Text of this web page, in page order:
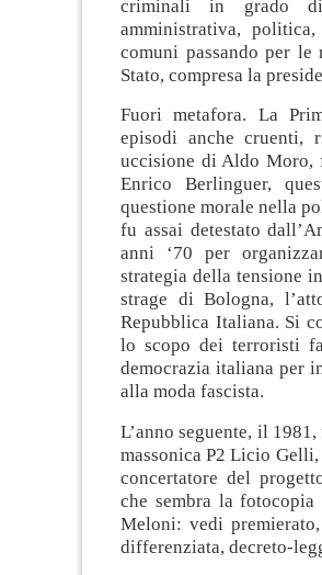
criminali in grado
amministrativa,
comuni passando per
Stato, compresa la
Fuori metafora. La
episodi anche cruenti,
uccisione di Aldo Moro,
Enrico Berlinguer,
questione morale nella
fu assai detestato
anni ‘70 per
strategia della tensione
strage di Bologna,
Repubblica Italiana. Si
lo scopo dei terroristi
democrazia italiana per
alla moda fascista.
L’anno seguente, il
massonica P2 Licio
concertatore del
che sembra la
Meloni: vedi
differenziata, decreto-